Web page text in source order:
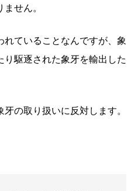
せん。
れていることなんですが、象
り駆逐された象牙を輸出した
の取り扱いに反対します。